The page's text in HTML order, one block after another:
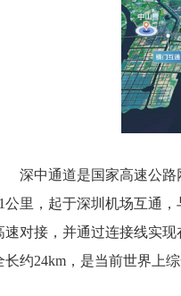
深中通道是国家高速公
公里，起于深圳机场互通
速对接，并通过连接线实现
长约24km，是当前世界上